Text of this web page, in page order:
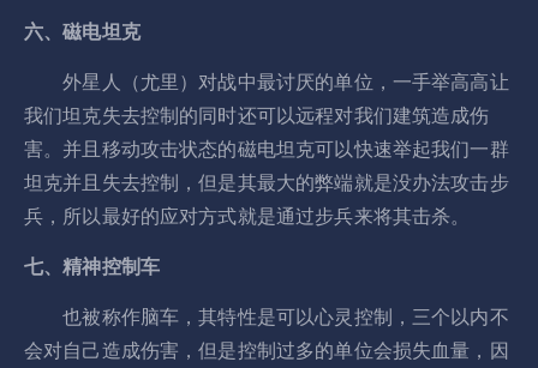
六、磁电坦克
外星人（尤里）对战中最讨厌的单位，一手举高高让
我们坦克失去控制的同时还可以远程对我们建筑造成伤
害。并且移动攻击状态的磁电坦克可以快速举起我们一群
坦克并且失去控制，但是其最大的弊端就是没办法攻击步
兵，所以最好的应对方式就是通过步兵来将其击杀。
七、精神控制车
也被称作脑车，其特性是可以心灵控制，三个以内不
会对自己造成伤害，但是控制过多的单位会损失血量，因